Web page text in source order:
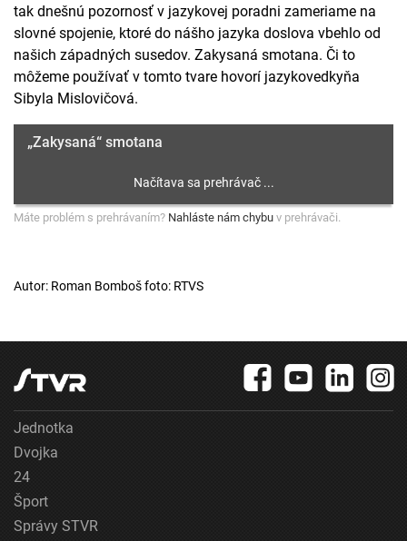
tak dnešnú pozornosť v jazykovej poradni zameriame na
slovné spojenie, ktoré do nášho jazyka doslova vbehlo od
našich západných susedov. Zakysaná smotana. Či to
môžeme používať v tomto tvare hovorí jazykovedkyňa
Sibyla Mislovičová.
„Zakysaná“ smotana
Máte problém s prehrávaním? Nahláste nám chybu v prehrávači.
Autor: Roman Bomboš foto: RTVS
Jednotka
Dvojka
24
Šport
Správy STVR